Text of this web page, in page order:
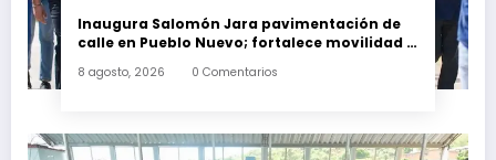
Inaugura Salomón Jara pavimentación de
calle en Pueblo Nuevo; fortalece movilidad y
8 agosto, 2026 0 Comentarios